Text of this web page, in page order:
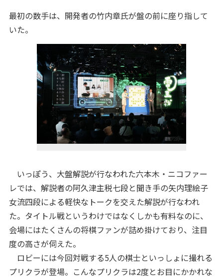
最初の数手は、開発者の竹内章氏が盤の前に座り指して
いた。
いっぽう、大盤解説が行なわれた六本木・ニコファー
レでは、解説者の阿久津主税七段と聞き手の矢内理絵子
女流四段による軽快なトークを交えた解説が行なわれ
た。タイトル戦というわけではなくしかも有料なのに、
会場にはたくさんの将棋ファンが詰め掛けており、注目
度の高さが伺えた。
ロビーには今回対戦する5人の棋士といっしょに撮れる
プリクラが登場。こんなプリクラは2度とお目にかかれな